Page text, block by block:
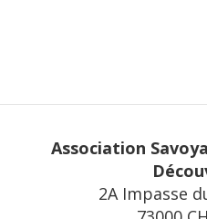
Association
2A Impasse